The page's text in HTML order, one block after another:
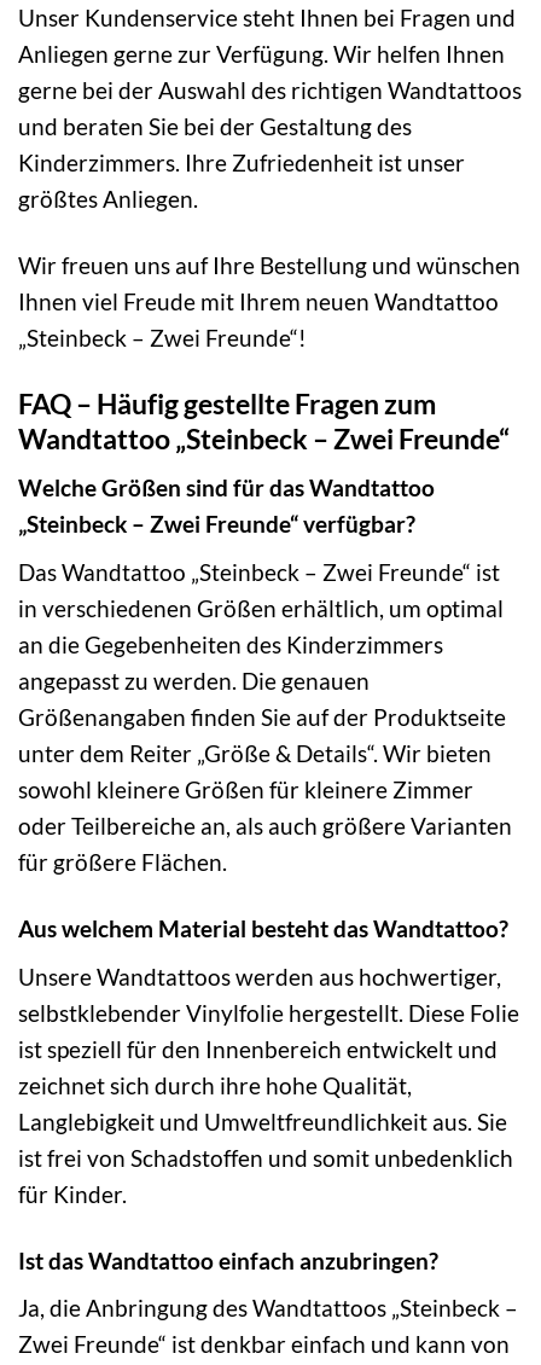
Unser Kundenservice steht Ihnen bei Fragen und
Anliegen gerne zur Verfügung. Wir helfen Ihnen
gerne bei der Auswahl des richtigen Wandtattoos
und beraten Sie bei der Gestaltung des
Kinderzimmers. Ihre Zufriedenheit ist unser
größtes Anliegen.
Wir freuen uns auf Ihre Bestellung und wünschen
Ihnen viel Freude mit Ihrem neuen Wandtattoo
„Steinbeck – Zwei Freunde“!
FAQ – Häufig gestellte Fragen zum
Wandtattoo „Steinbeck – Zwei Freunde“
Welche Größen sind für das Wandtattoo
„Steinbeck – Zwei Freunde“ verfügbar?
Das Wandtattoo „Steinbeck – Zwei Freunde“ ist
in verschiedenen Größen erhältlich, um optimal
an die Gegebenheiten des Kinderzimmers
angepasst zu werden. Die genauen
Größenangaben finden Sie auf der Produktseite
unter dem Reiter „Größe & Details“. Wir bieten
sowohl kleinere Größen für kleinere Zimmer
oder Teilbereiche an, als auch größere Varianten
für größere Flächen.
Aus welchem Material besteht das Wandtattoo?
Unsere Wandtattoos werden aus hochwertiger,
selbstklebender Vinylfolie hergestellt. Diese Folie
ist speziell für den Innenbereich entwickelt und
zeichnet sich durch ihre hohe Qualität,
Langlebigkeit und Umweltfreundlichkeit aus. Sie
ist frei von Schadstoffen und somit unbedenklich
für Kinder.
Ist das Wandtattoo einfach anzubringen?
Ja, die Anbringung des Wandtattoos „Steinbeck –
Zwei Freunde“ ist denkbar einfach und kann von